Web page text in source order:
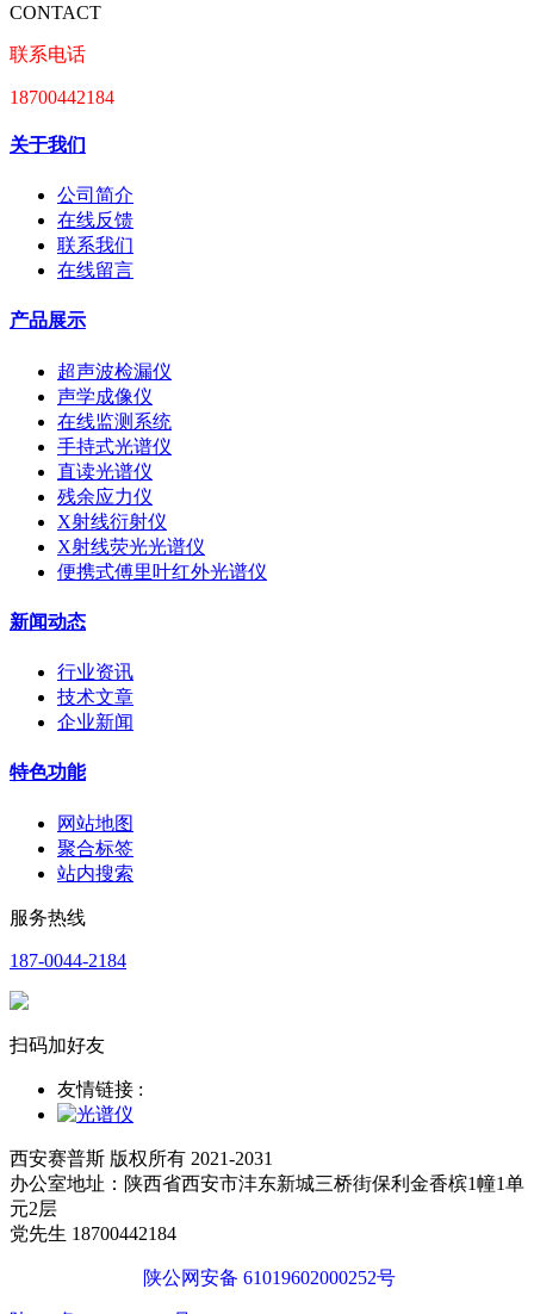
CONTACT
联系电话
18700442184
关于我们
公司简介
在线反馈
联系我们
在线留言
产品展示
超声波检漏仪
声学成像仪
在线监测系统
手持式光谱仪
直读光谱仪
残余应力仪
X射线衍射仪
X射线荧光光谱仪
便携式傅里叶红外光谱仪
新闻动态
行业资讯
技术文章
企业新闻
特色功能
网站地图
聚合标签
站内搜索
服务热线
187-0044-2184
扫码加好友
友情链接 :
西安赛普斯 版权所有 2021-2031
办公室地址：陕西省西安市沣东新城三桥街保利金香槟1幢1单
元2层
党先生 18700442184
陕公网安备 61019602000252号